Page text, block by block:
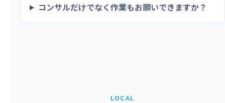
コンサルだけでなく作業もお願いできますか？
LOCAL